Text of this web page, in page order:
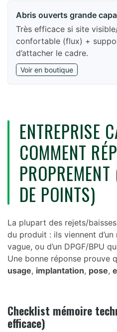
Abris ouverts grande
Très efficace si site
confortable (flux) +
d’attacher le cadre.
Voir en boutique
ENTREPRISE
COMMENT
DE POINTS)
La plupart des rejets/
du produit : ils viennent
vague, ou d’un DPGF/BPU
Une bonne réponse prouve
usage, implantation, pose,
Checklist mémoire
efficace)